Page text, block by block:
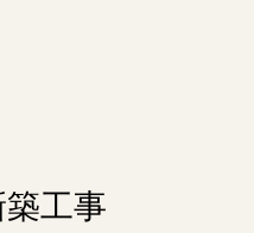
工事